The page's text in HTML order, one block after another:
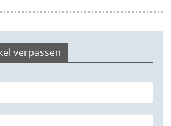
verpassen